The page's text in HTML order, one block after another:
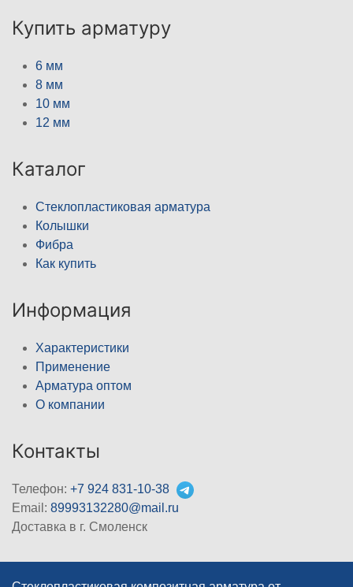
Купить арматуру
6 мм
8 мм
10 мм
12 мм
Каталог
Стеклопластиковая арматура
Колышки
Фибра
Как купить
Информация
Характеристики
Применение
Арматура оптом
О компании
Контакты
Телефон: +7 924 831-10-38
Email: 89993132280@mail.ru
Доставка в г. Смоленск